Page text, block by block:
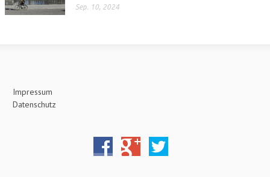
Sep. 10, 2024
Impressum
Datenschutz